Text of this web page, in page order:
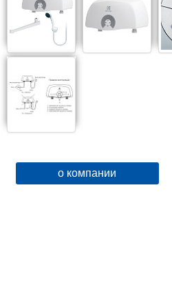
о компании